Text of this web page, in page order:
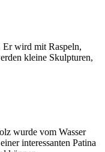
Er wird mit Raspeln,
kleine Skulpturen,
wurde vom Wasser
interessanten Patina